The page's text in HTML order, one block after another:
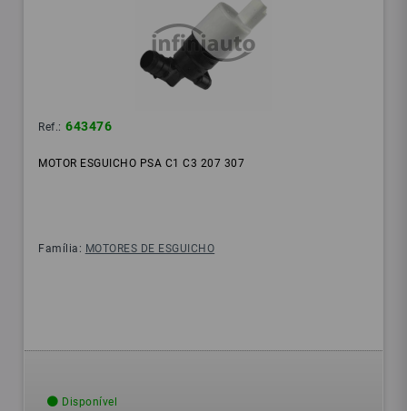
Ref.: 643476
MOTOR ESGUICHO PSA C1 C3 207 307
Família: MOTORES DE ESGUICHO
Disponível